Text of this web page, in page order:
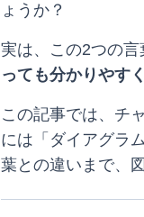
ょうか？
実は、この2つの言
っても分かりやす
この記事では、チ
には「ダイアグラ
葉との違いまで、